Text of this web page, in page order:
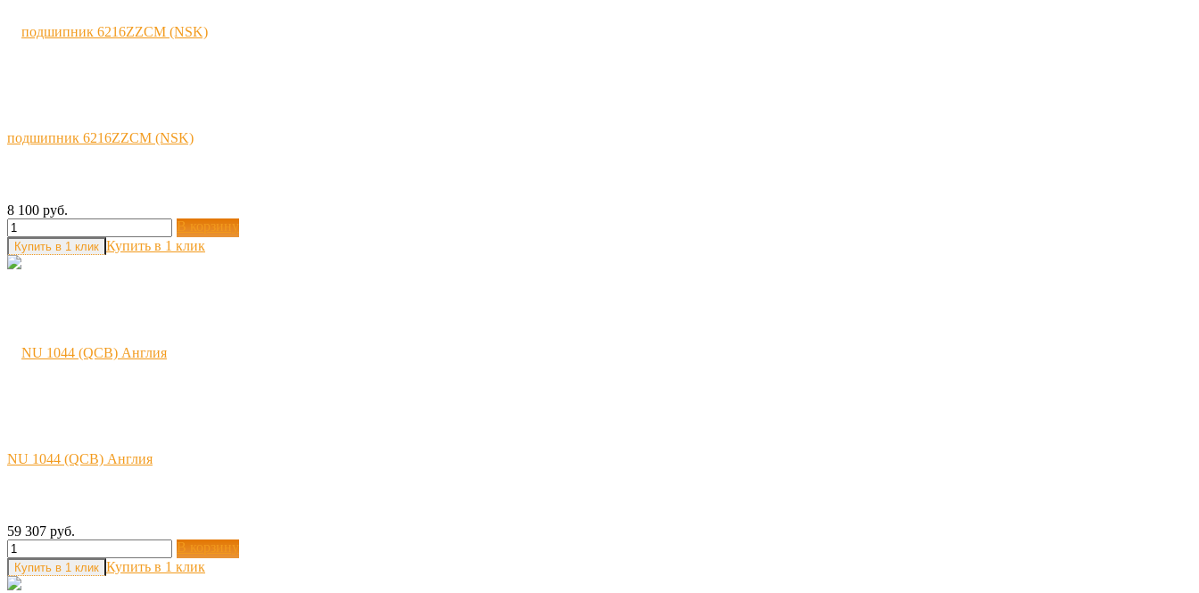
подшипник 6216ZZCM (NSK)
8 100 руб.
В корзину
Купить в 1 клик
NU 1044 (QCB) Англия
59 307 руб.
В корзину
Купить в 1 клик